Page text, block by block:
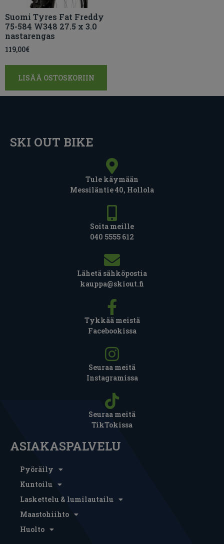
Suomi Tyres Fat Freddy
75-584 W348 27.5 x 3.0
nastarengas
119,00€
LISÄÄ OSTOSKORIIN
SKI OUT BIKE
Tule käymään
Messiläntie 40, Hollola
Soita meille
040 5555 612
Lähetä sähköpostia
kauppa@skiout.fi
Tykkää meistä
Facebookissa
Seuraa meitä
Instagramissa
Seuraa meitä
TikTokissa
ASIAKASPALVELU
Pyöräily
Kuntoilu
Laskettelu & lumilautailu
Maastohiihto
Huolto